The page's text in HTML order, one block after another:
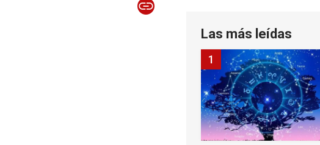
Las más leídas
1